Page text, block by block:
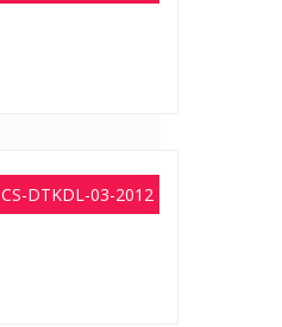
CS-DTKDL-03-2012